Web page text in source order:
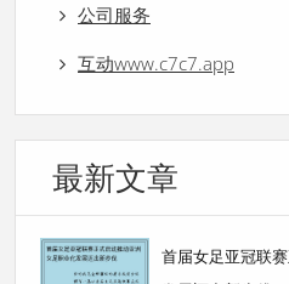
公司服务
互动www.c7c7.app
最新文章
首届女足亚冠联